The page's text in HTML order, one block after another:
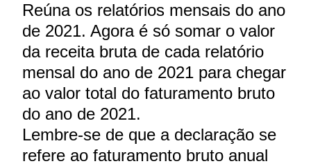
Reúna os relatórios mensais do ano
de 2021. Agora é só somar o valor
da receita bruta de cada relatório
mensal do ano de 2021 para chegar
ao valor total do faturamento bruto
do ano de 2021.
Lembre-se de que a declaração se
refere ao faturamento bruto anual